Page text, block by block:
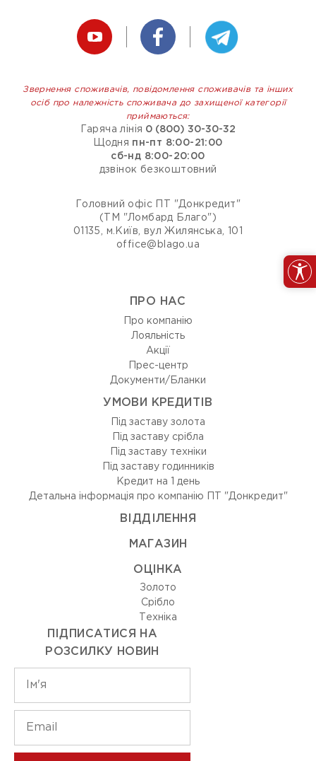
Звернення споживачів, повідомлення споживачів та інших
осіб про належність споживача до захищеної категорії
приймаються:
Гаряча лінія 0 (800) 30-30-32
Щодня пн-пт 8:00-21:00
сб-нд 8:00-20:00
дзвінок безкоштовний
Головний офіс ПТ "Донкредит"
(ТМ "Ломбард Благо")
01135, м.Київ, вул Жилянська, 101
office@blago.ua
ПРО НАС
Про компанію
Лояльність
Акції
Прес-центр
Документи/Бланки
УМОВИ КРЕДИТІВ
Під заставу золота
Під заставу срібла
Під заставу техніки
Під заставу годинників
Кредит на 1 день
Детальна інформація про компанію ПТ "Донкредит"
ВIДДIЛЕННЯ
МАГАЗИН
ОЦIНКА
Золото
Срiбло
Технiка
ПІДПИСАТИСЯ НА
РОЗСИЛКУ НОВИН